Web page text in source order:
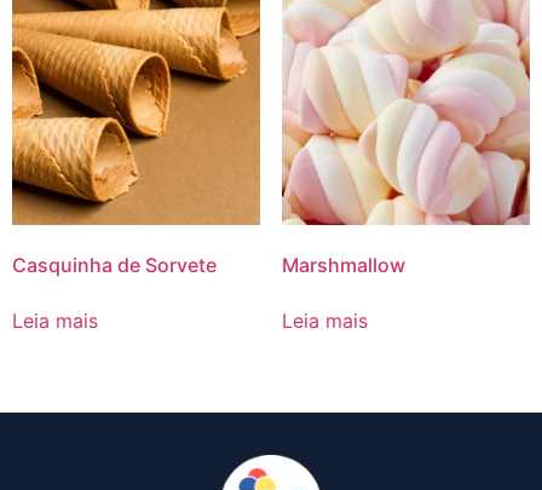
Casquinha de Sorvete
Leia mais
Marshmallow
Leia mais